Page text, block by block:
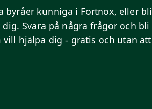
byråer kunniga i Fortnox, eller bli
Svara på några frågor och bli
hjälpa dig - gratis och utan att